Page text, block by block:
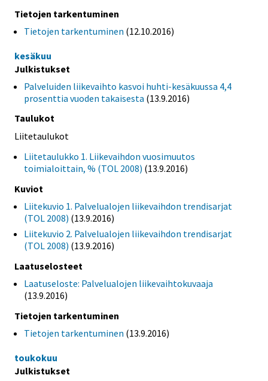
Tietojen tarkentuminen
Tietojen tarkentuminen (12.10.2016)
kesäkuu
Julkistukset
Palveluiden liikevaihto kasvoi huhti-kesäkuussa 4,4
prosenttia vuoden takaisesta (13.9.2016)
Taulukot
Liitetaulukot
Liitetaulukko 1. Liikevaihdon vuosimuutos
toimialoittain, % (TOL 2008) (13.9.2016)
Kuviot
Liitekuvio 1. Palvelualojen liikevaihdon trendisarjat
(TOL 2008) (13.9.2016)
Liitekuvio 2. Palvelualojen liikevaihdon trendisarjat
(TOL 2008) (13.9.2016)
Laatuselosteet
Laatuseloste: Palvelualojen liikevaihtokuvaaja
(13.9.2016)
Tietojen tarkentuminen
Tietojen tarkentuminen (13.9.2016)
toukokuu
Julkistukset